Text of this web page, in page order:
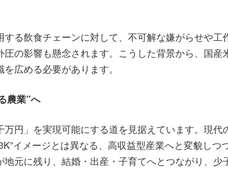
する飲食チェーンに対して、不可解な嫌がらせや工
圧の影響も懸念されます。こうした背景から、国産
広める必要があります。
農業”へ
円」を実現可能にする道を見据えています。現代
イメージとは異なる、高収益型産業へと変貌しつ
元に残り、結婚・出産・子育てへとつながり、少